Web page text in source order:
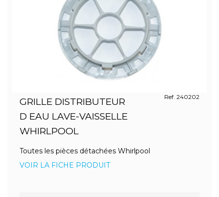
GRILLE DISTRIBUTEUR
D EAU LAVE-VAISSELLE
WHIRLPOOL
Ref. 240202
Toutes les pièces détachées Whirlpool
VOIR LA FICHE PRODUIT